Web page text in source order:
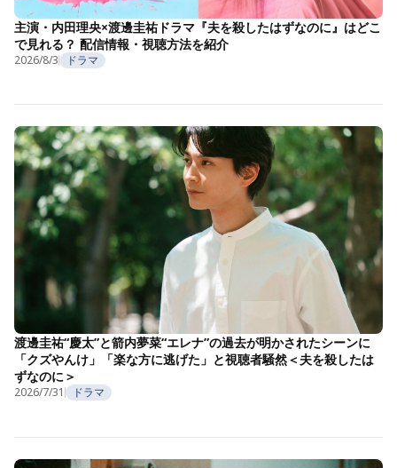
主演・内田理央×渡邊圭祐ドラマ『夫を殺したはずなのに』はどこ
で見れる？ 配信情報・視聴方法を紹介
2026/8/3 ドラマ
渡邊圭祐“慶太”と箭内夢菜“エレナ”の過去が明かされたシーンに
「クズやんけ」「楽な方に逃げた」と視聴者騒然＜夫を殺したは
ずなのに＞
2026/7/31 ドラマ